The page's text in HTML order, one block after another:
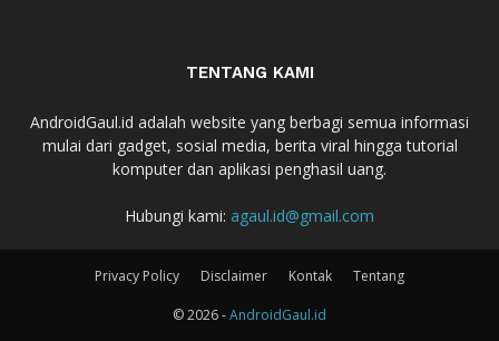
TENTANG KAMI
AndroidGaul.id adalah website yang berbagi semua informasi
mulai dari gadget, sosial media, berita viral hingga tutorial
komputer dan aplikasi penghasil uang.
Hubungi kami: agaul.id@gmail.com
Privacy Policy Disclaimer Kontak Tentang
© 2026 -AndroidGaul.id